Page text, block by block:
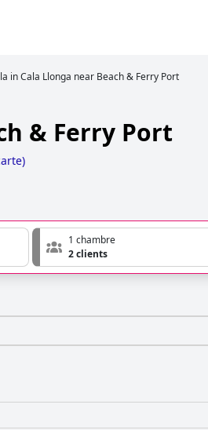
in Cala Llonga near Beach & Ferry Port
& Ferry Port
)
1 chambre
2 clients